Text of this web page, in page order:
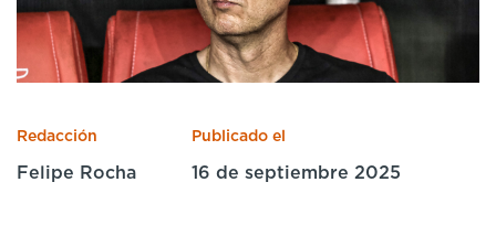
English Español
Redacción
Felipe Rocha
Publicado el
16 de septiembre 2025